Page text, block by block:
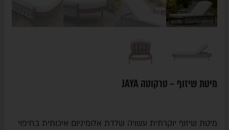
מיטת שיזוף – טרקוטה JAYA
מיטת שיזוף יוקרתית עשויה שלדת אלומיניום איכותית בחיפוי